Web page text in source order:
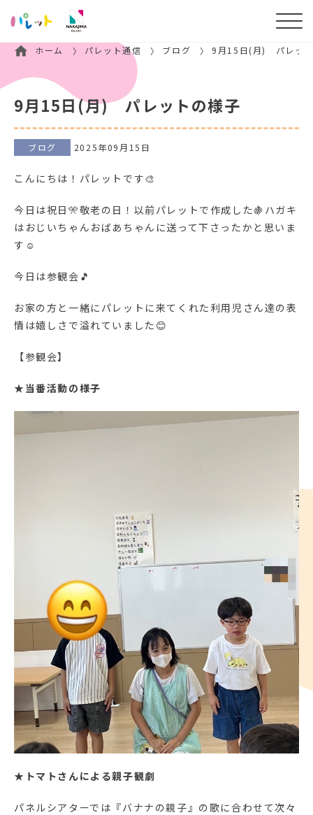
ホーム パレット通信 ブログ 9月15日(月) パレッ
9月15日(月) パレットの様子
ブログ 2025年09月15日
こんにちは！パレットです🎨
今日は祝日🎌敬老の日！以前パレットで作成した🍇ハガキ
はおじいちゃんおばあちゃんに送って下さったかと思いま
す☺
今日は参観会🎵
お家の方と一緒にパレットに来てくれた利用児さん達の表
情は嬉しさで溢れていました😊
【参観会】
★ 当番活動の様子
★ トマトさんによる親子観劇
パネルシアターでは『バナナの親子』の歌に合わせて次々